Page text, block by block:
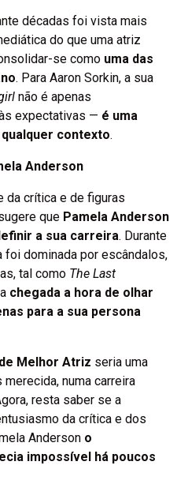
décadas foi vista mais
do que uma atriz
se como uma das
. Para Aaron Sorkin, a sua
não é apenas
expectativas — é uma
contexto.
Anderson
da crítica e de figuras
que Pamela Anderson
a sua carreira. Durante
foi dominada por escândalos,
tal como The Last
chegada a hora de olhar
para a sua persona
Melhor Atriz seria uma
numa carreira
resta saber se a
da crítica e dos
Anderson o
impossível há poucos